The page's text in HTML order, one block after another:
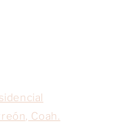
Coah.